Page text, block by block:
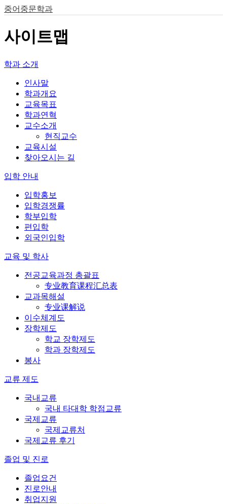
중어중문학과
사이트맵
학과 소개
인사말
학과개요
교육목표
학과연혁
교수소개
현직교수
교육시설
찾아오시는 길
입학 안내
입학홍보
입학경쟁률
학부입학
편입학
외국인입학
교육 및 학사
전공교육과정 총괄표
专业教育课程汇总表
교과목해설
专业课解说
이수체계도
장학제도
학교 장학제도
학과 장학제도
봉사
교류 제도
국내교류
국내 타대학 학점교류
국제교류
국제교류처
국제교류 후기
졸업 및 진로
졸업요건
진로안내
취업지원